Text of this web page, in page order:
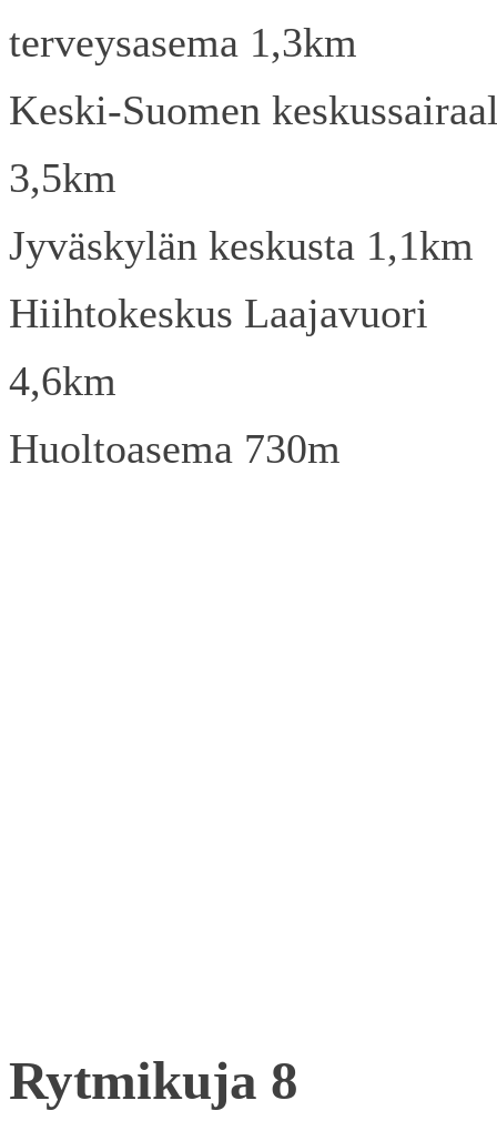
terveysasema 1,3km
Keski-Suomen
3,5km
Jyväskylän keskusta 1,1km
Hiihtokeskus Laajavuori
4,6km
Huoltoasema 730m
Rytmikuja 8